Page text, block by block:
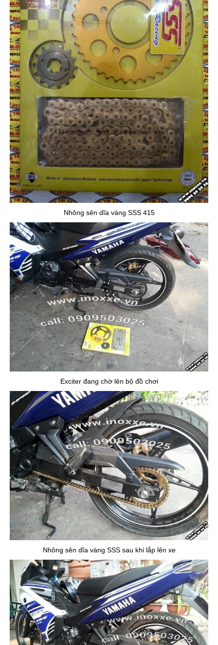
Nhông sên dĩa vàng SSS 415
Exciter đang chờ lên bộ đồ chơi
Nhông sên dĩa vàng SSS sau khi lắp lên xe